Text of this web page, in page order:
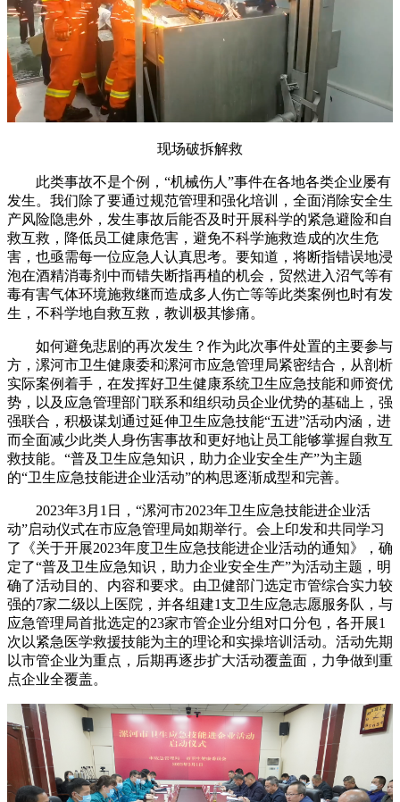
现场破拆解救
此类事故不是个例，“机械伤人”事件在各地各类企业屡有
发生。我们除了要通过规范管理和强化培训，全面消除安全生
产风险隐患外，发生事故后能否及时开展科学的紧急避险和自
救互救，降低员工健康危害，避免不科学施救造成的次生危
害，也亟需每一位应急人认真思考。要知道，将断指错误地浸
泡在酒精消毒剂中而错失断指再植的机会，贸然进入沼气等有
毒有害气体环境施救继而造成多人伤亡等等此类案例也时有发
生，不科学地自救互救，教训极其惨痛。
如何避免悲剧的再次发生？作为此次事件处置的主要参与
方，漯河市卫生健康委和漯河市应急管理局紧密结合，从剖析
实际案例着手，在发挥好卫生健康系统卫生应急技能和师资优
势，以及应急管理部门联系和组织动员企业优势的基础上，强
强联合，积极谋划通过延伸卫生应急技能“五进”活动内涵，进
而全面减少此类人身伤害事故和更好地让员工能够掌握自救互
救技能。“普及卫生应急知识，助力企业安全生产”为主题
的“卫生应急技能进企业活动”的构思逐渐成型和完善。
2023年3月1日，“漯河市2023年卫生应急技能进企业活
动”启动仪式在市应急管理局如期举行。会上印发和共同学习
了《关于开展2023年度卫生应急技能进企业活动的通知》，确
定了“普及卫生应急知识，助力企业安全生产”为活动主题，明
确了活动目的、内容和要求。由卫健部门选定市管综合实力较
强的7家二级以上医院，并各组建1支卫生应急志愿服务队，与
应急管理局首批选定的23家市管企业分组对口分包，各开展1
次以紧急医学救援技能为主的理论和实操培训活动。活动先期
以市管企业为重点，后期再逐步扩大活动覆盖面，力争做到重
点企业全覆盖。